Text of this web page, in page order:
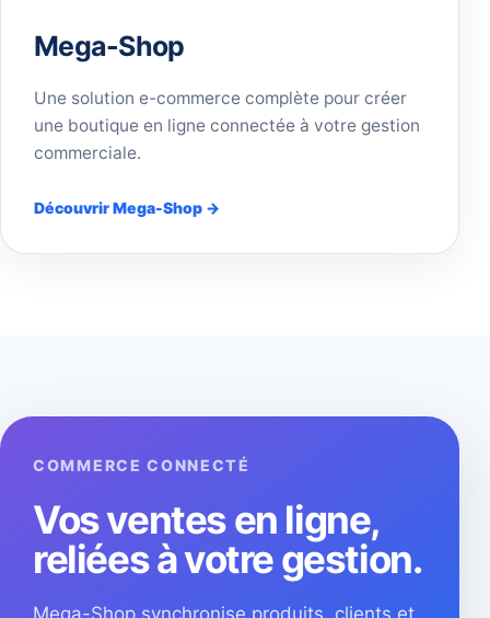
Mega-Shop
Une solution e-commerce complète pour créer
une boutique en ligne connectée à votre gestion
commerciale.
Découvrir Mega-Shop →
COMMERCE CONNECTÉ
Vos ventes en ligne,
reliées à votre gestion.
Mega-Shop synchronise produits, clients et